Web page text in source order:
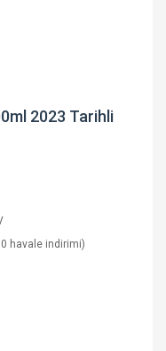
2023 Tarihli
havale indirimi)